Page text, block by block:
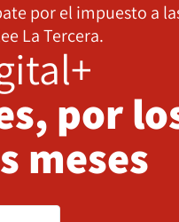
por el impuesto a
La Tercera.
por
meses